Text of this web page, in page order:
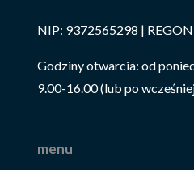
NIP: 9372565298 |
Godziny otwarcia: od
9.00-16.00 (lub po
menu